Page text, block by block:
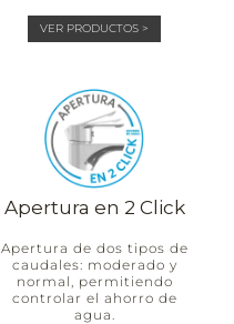
VER PRODUCTOS >
Apertura en 2 Click
Apertura de dos tipos de
caudales: moderado y
normal, permitiendo
controlar el ahorro de
agua.